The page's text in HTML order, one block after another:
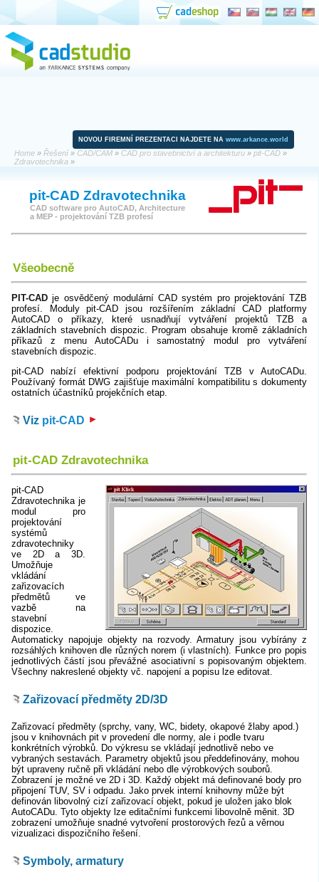
NOVOU FIREMNÍ PREZENTACI NAJDETE NA www.arkance.world
Home » Řešení» CAD/CAM » CAD pro stavebnictví a architekturu » pit-CAD »
Zdravotechnika »
pit-CAD Zdravotechnika
CAD software pro AutoCAD, Architecture
a MEP - projektování TZB profesí
Všeobecně
PIT-CAD je osvědčený modulární CAD systém pro projektování TZB
profesí. Moduly pit-CAD jsou rozšířením základní CAD platformy
AutoCAD o příkazy, které usnadňují vytváření projektů TZB a
základních stavebních dispozic. Program obsahuje kromě základních
příkazů z menu AutoCADu i samostatný modul pro vytváření
stavebních dispozic.
pit-CAD nabízí efektivní podporu projektování TZB v AutoCADu.
Používaný formát DWG zajišťuje maximální kompatibilitu s dokumenty
ostatních účastníků projekčních etap.
Viz pit-CAD
pit-CAD Zdravotechnika
pit-CAD
Zdravotechnika je
modul pro
projektování
systémů
zdravotechniky
ve 2D a 3D.
Umožňuje
vkládání
zařizovacích
předmětů ve
vazbě na
stavební
dispozice.
Automaticky napojuje objekty na rozvody. Armatury jsou vybírány z
rozsáhlých knihoven dle různých norem (i vlastních). Funkce pro popis
jednotlivých částí jsou převážné asociativní s popisovaným objektem.
Všechny nakreslené objekty vč. napojení a popisu lze editovat.
Zařizovací předměty 2D/3D
Zařizovací předměty (sprchy, vany, WC, bidety, okapové žlaby apod.)
jsou v knihovnách pit v provedení dle normy, ale i podle tvaru
konkrétních výrobků. Do výkresu se vkládají jednotlivě nebo ve
vybraných sestavách. Parametry objektů jsou předdefinovány, mohou
být upraveny ručně při vkládání nebo dle výrobkových souborů.
Zobrazení je možné ve 2D i 3D. Každý objekt má definované body pro
připojení TUV, SV i odpadu. Jako prvek interní knihovny může být
definován libovolný cizí zařizovací objekt, pokud je uložen jako blok
AutoCADu. Tyto objekty lze editačními funkcemi libovolně měnit. 3D
zobrazení umožňuje snadné vytvoření prostorových řezů a věrnou
vizualizaci dispozičního řešení.
Symboly, armatury